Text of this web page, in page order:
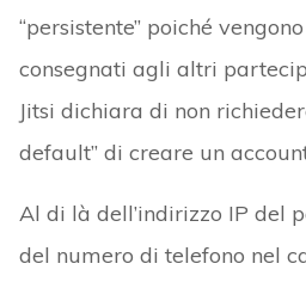
“persistente” poiché
consegnati agli altri
Jitsi dichiara di non
default” di creare un
Al di là dell’indirizzo IP del
del numero di telefono nel